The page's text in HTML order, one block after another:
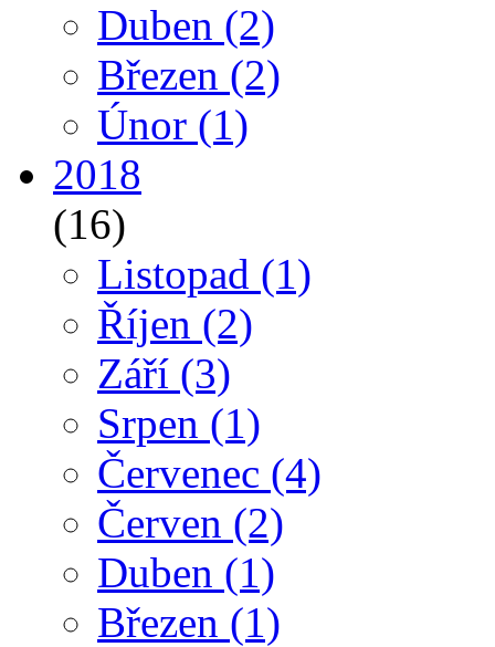
Duben (2)
Březen (2)
Únor (1)
2018
(16)
Listopad (1)
Říjen (2)
Září (3)
Srpen (1)
Červenec (4)
Červen (2)
Duben (1)
Březen (1)